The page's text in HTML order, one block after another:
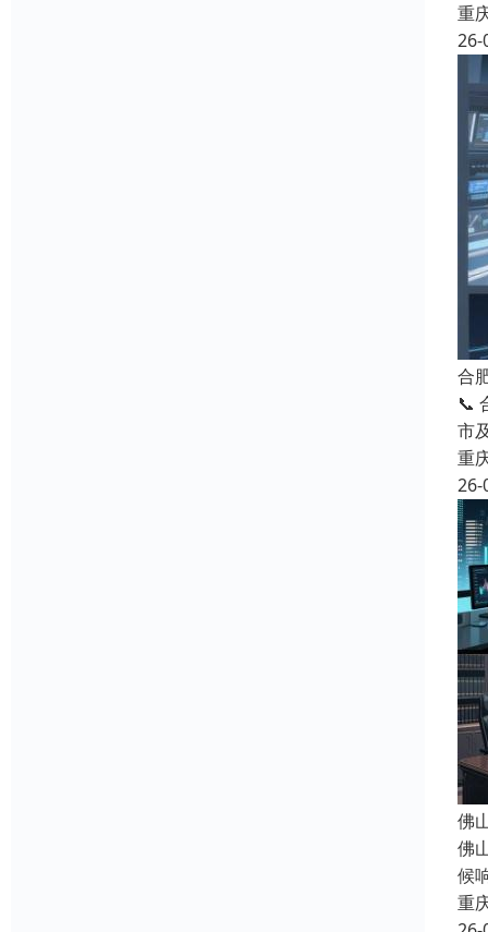
重
26-
合
📞
市
重
26-
佛
佛
候
重